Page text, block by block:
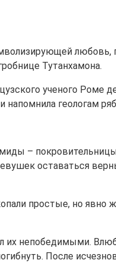
Тутанхамона.
ученого
геологам
–
оставаться
простые, но
непобедимыми.
После